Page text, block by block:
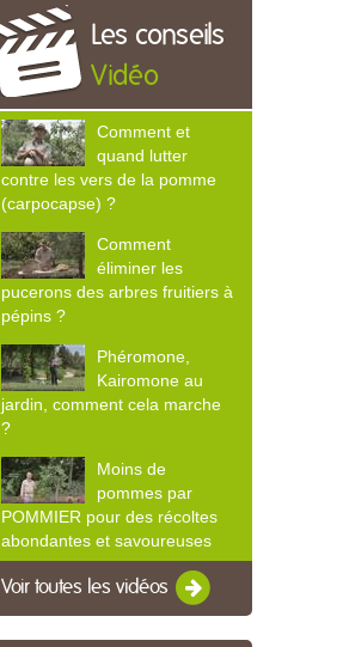
Les conseils
Vidéo
Comment et
quand lutter
contre les vers de la pomme
(carpocapse) ?
Comment
éliminer les
pucerons des arbres fruitiers à
pépins ?
Phéromone,
Kairomone au
jardin, comment cela marche
?
Moins de
pommes par
POMMIER pour des récoltes
abondantes et savoureuses
Voir toutes les vidéos